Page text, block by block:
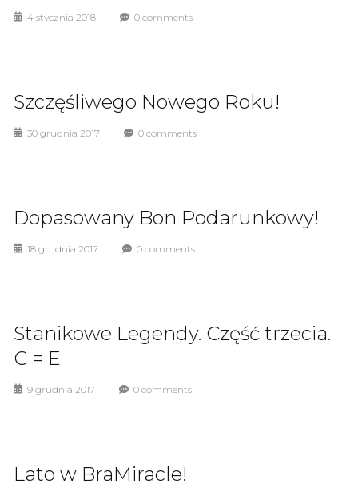
4 stycznia 2018 0 comments
Szczęśliwego Nowego Roku!
30 grudnia 2017 0 comments
Dopasowany Bon Podarunkowy!
18 grudnia 2017 0 comments
Stanikowe Legendy. Część trzecia.
C = E
9 grudnia 2017 0 comments
Lato w BraMiracle!